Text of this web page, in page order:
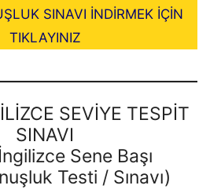
SINAVI İNDİRMEK İÇİN
TIKLAYINIZ
SEVİYE TESPİT
SINAVI
İngilizce Sene Başı
Testi / Sınavı)